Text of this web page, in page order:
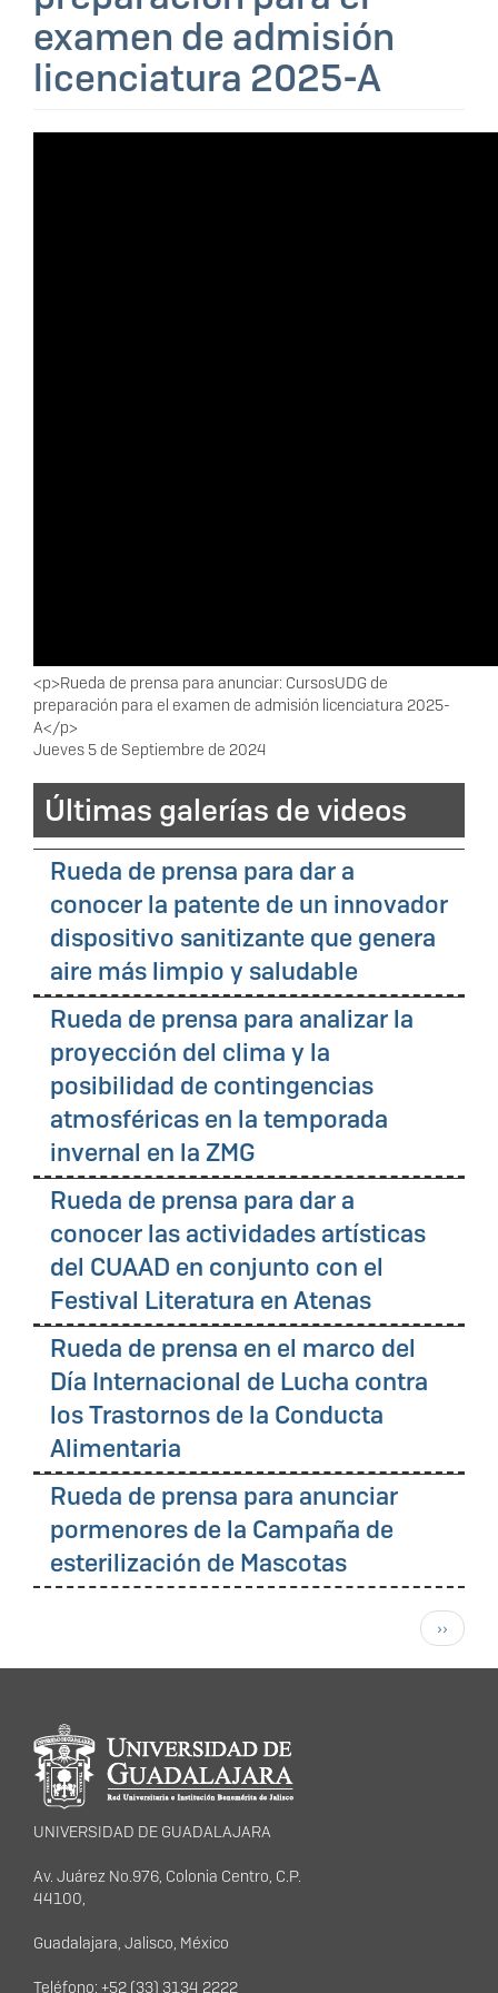
examen de admisión
licenciatura 2025-A
Descripción
<p>Rueda de prensa para anunciar: CursosUDG de
preparación para el examen de admisión licenciatura 2025-
A</p>
Fecha
Jueves 5 de Septiembre de 2024
Últimas galerías de videos
Rueda de prensa para dar a
conocer la patente de un innovador
dispositivo sanitizante que genera
aire más limpio y saludable
Rueda de prensa para analizar la
proyección del clima y la
posibilidad de contingencias
atmosféricas en la temporada
invernal en la ZMG
Rueda de prensa para dar a
conocer las actividades artísticas
del CUAAD en conjunto con el
Festival Literatura en Atenas
Rueda de prensa en el marco del
Día Internacional de Lucha contra
los Trastornos de la Conducta
Alimentaria
Rueda de prensa para anunciar
pormenores de la Campaña de
esterilización de Mascotas
página
››
Información del
portal
UNIVERSIDAD DE GUADALAJARA
Av. Juárez No.976, Colonia Centro, C.P.
44100,
Guadalajara, Jalisco, México
Teléfono: +52 (33) 3134 2222